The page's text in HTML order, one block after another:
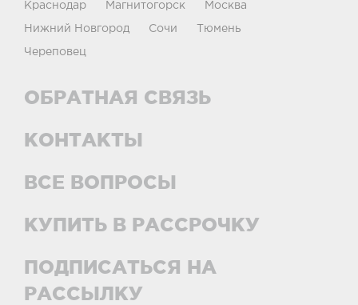
Краснодар Магнитогорск Москва
Нижний Новгород Сочи Тюмень
Череповец
ОБРАТНАЯ СВЯЗЬ
КОНТАКТЫ
ВСЕ ВОПРОСЫ
КУПИТЬ В РАССРОЧКУ
ПОДПИСАТЬСЯ НА
РАССЫЛКУ